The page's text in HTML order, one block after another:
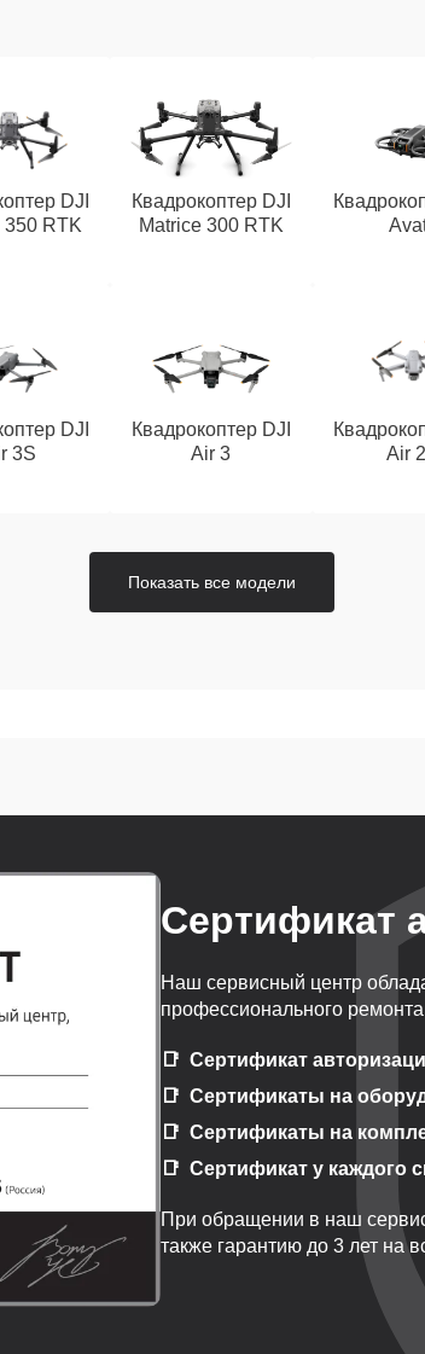
DJI
350 RTK
Квадрокоптер DJI
Matrice 300 RTK
DJI
3S
Квадрокоптер DJI
Air 3
Air
Показать все модели
Сертификат
Наш сервисный центр
профессионального
Сертификат
Сертификаты на
Сертификаты на
Сертификат у каждого
При обращении в наш
также гарантию до 3 лет на